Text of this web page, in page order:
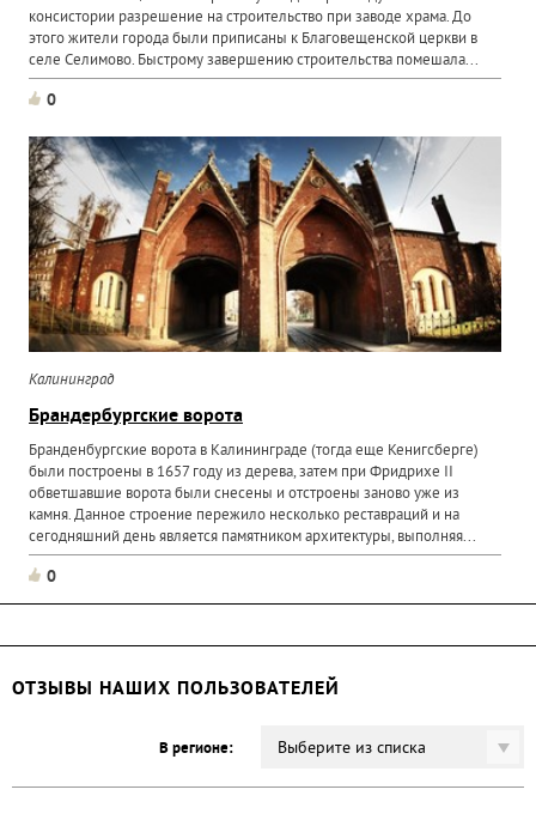
консистории разрешение на строительство при заводе храма. До
этого жители города были приписаны к Благовещенской церкви в
селе Селимово. Быстрому завершению строительства помешала...
0
Калининград
Брандербургские ворота
Бранденбургские ворота в Калининграде (тогда еще Кенигсберге)
были построены в 1657 году из дерева, затем при Фридрихе II
обветшавшие ворота были снесены и отстроены заново уже из
камня. Данное строение пережило несколько реставраций и на
сегодняшний день является памятником архитектуры, выполняя...
0
ОТЗЫВЫ НАШИХ ПОЛЬЗОВАТЕЛЕЙ
В регионе: Выберите из списка